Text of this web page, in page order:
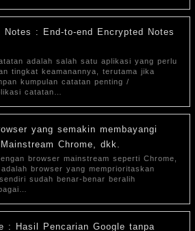
Notes : End-to-end Encrypted Notes
adalah salah satu aplikasi yang perlu
tingkat keamanannya, terutama jika
kumpulan catatan penting /
catatan…
yang semakin membayangi
Chrome, dkk.
browser mainstream seperti Chrome,
browser yang memprioritaskan
sudah benar-benar beralih
: Hasil Pencarian Google tanpa